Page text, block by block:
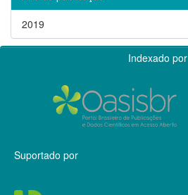
2019
Indexado por
Suportado por